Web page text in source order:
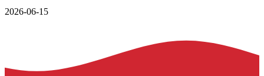
2026-06-15